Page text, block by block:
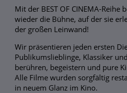
Mit der BEST OF CINEMA-Reihe
wieder die Bühne, auf der sie
der großen Leinwand!
Wir präsentieren jeden ersten
Publikumslieblinge, Klassiker
berühren, begeistern und pure
Alle Filme wurden sorgfältig
in neuem Glanz im Kino.